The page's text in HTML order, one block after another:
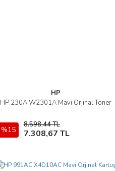
HP
HP 230A W2301A Mavi Orjinal Toner
%15
8.598,44 TL
7.308,67 TL
İncele
Sepete Ekle